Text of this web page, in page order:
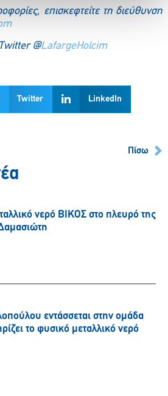
επισκεφτείτε τη διεύθυνση
@LafargeHolcim
Twitter LinkedIn
Πίσω
νερό ΒΙΚΟΣ στο πλευρό της
εντάσσεται στην ομάδα
το φυσικό μεταλλικό νερό